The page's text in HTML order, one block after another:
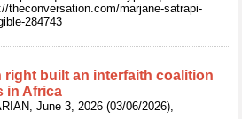
theconversation.com/marjane-satrapi-
284743
right built an interfaith coalition
in Africa
June 3, 2026 (03/06/2026),